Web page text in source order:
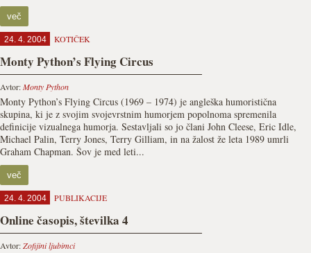
več
24. 4. 2004 KOTIČEK
Monty Python’s Flying Circus
Avtor:Monty Python
Monty Python’s Flying Circus (1969 – 1974) je angleška humoristična
skupina, ki je z svojim svojevrstnim humorjem popolnoma spremenila
definicije vizualnega humorja. Sestavljali so jo člani John Cleese, Eric Idle,
Michael Palin, Terry Jones, Terry Gilliam, in na žalost že leta 1989 umrli
Graham Chapman. Šov je med leti...
več
24. 4. 2004 PUBLIKACIJE
Online časopis, številka 4
Avtor:Zofijini ljubimci